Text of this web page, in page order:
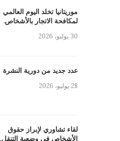
موريتانيا تخلد اليوم العالمي
لمكافحة الاتجار بالأشخاص.
30 يوليو، 2026
عدد جديد من دورية النشرة
28 يوليو، 2026
لقاء تشاوري لإبراز حقوق
الأشخاص في وضعية التنقل.